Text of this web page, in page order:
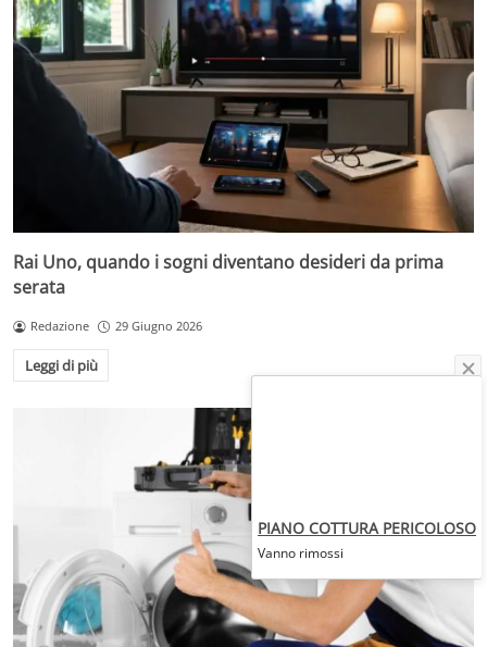
Rai Uno, quando i sogni diventano desideri da prima
serata
Redazione 29 Giugno 2026
Leggi di più
PIANO COTTURA PERICOLOSO
Vanno rimossi